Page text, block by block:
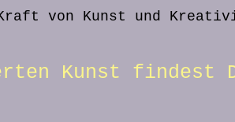
von Kunst und
Kunst findest